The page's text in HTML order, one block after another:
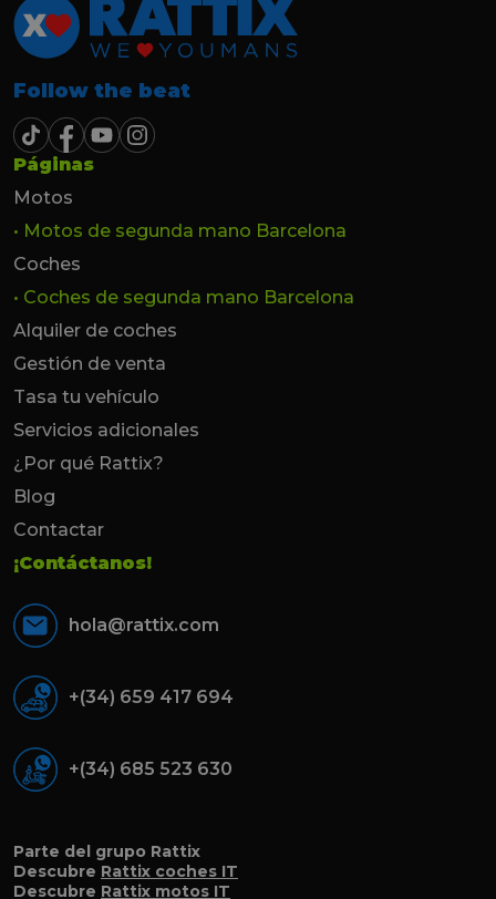
Follow the beat
Páginas
Motos
• Motos de segunda mano Barcelona
Coches
• Coches de segunda mano Barcelona
Alquiler de coches
Gestión de venta
Tasa tu vehículo
Servicios adicionales
¿Por qué Rattix?
Blog
Contactar
¡Contáctanos!
hola@rattix.com
+(34) 659 417 694
+(34) 685 523 630
Parte del grupo Rattix
Descubre Rattix coches IT
Descubre Rattix motos IT